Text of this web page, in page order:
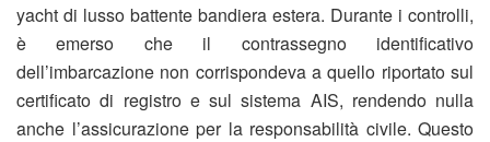
yacht di lusso battente bandiera estera. Durante i controlli,
è emerso che il contrassegno identificativo
dell’imbarcazione non corrispondeva a quello riportato sul
certificato di registro e sul sistema AIS, rendendo nulla
anche l’assicurazione per la responsabilità civile. Questo